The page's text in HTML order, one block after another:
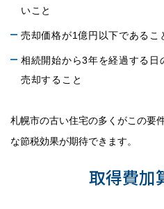
いこと
売却価格が1億円以下であるこ
相続開始から3年を経過する
売却すること
札幌市の古い住宅の多くがこの要
な節税効果が期待できます。
取得費加